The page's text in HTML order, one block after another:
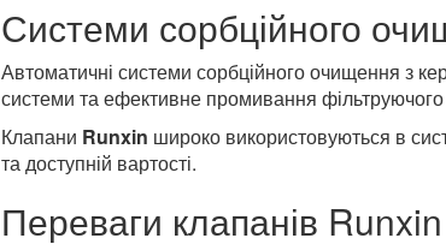
Системи сорбційного
Автоматичні системи сорбційного очищення з
системи та ефективне промивання
Клапани Runxin широко використовуються в
та доступній вартості.
Переваги клапанів Runxin